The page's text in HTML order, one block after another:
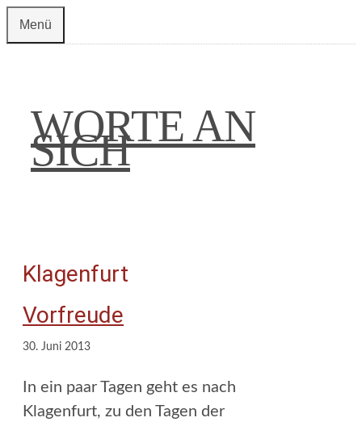
Zum
Inhalt
Menü
WORTE AN
SICH
Klagenfurt
Vorfreude
30. Juni 2013
In ein paar Tagen geht es nach
Klagenfurt, zu den Tagen der